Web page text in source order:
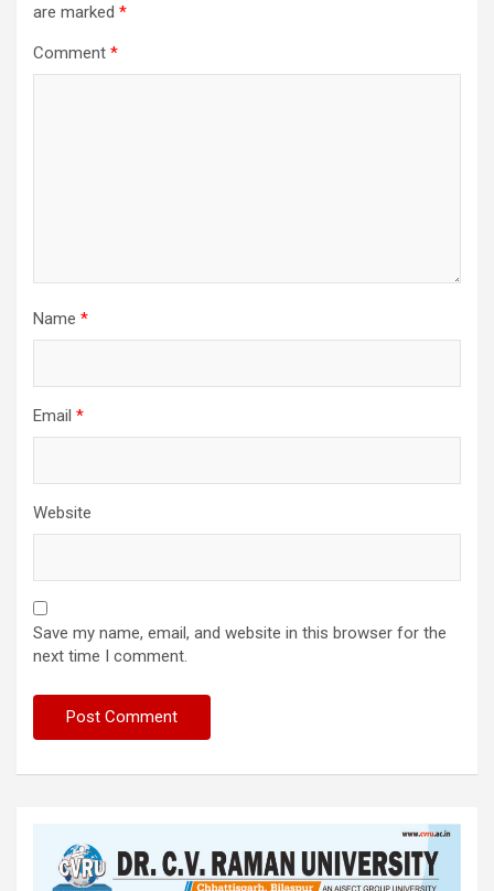
are marked *
Comment *
Name *
Email *
Website
Save my name, email, and website in this browser for the
next time I comment.